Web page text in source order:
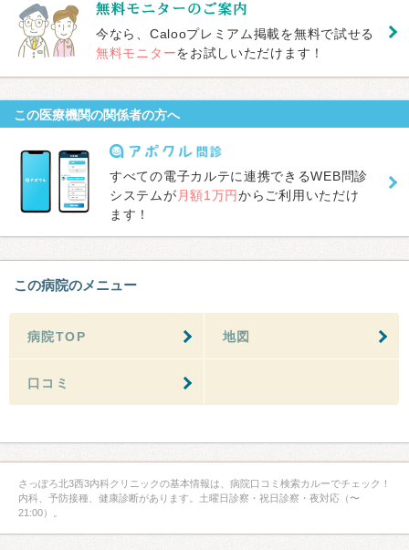
今なら、Calooプレミアム掲載を無料で試せる
無料モニターをお試しいただけます！
この医療機関の関係者の方へ
すべての電子カルテに連携できるWEB問診
システムが 月額1万円からご利用いただけ
ます！
この病院のメニュー
病院TOP 地図
口コミ
さっぽろ北3西3内科クリニックの基本情報は、病院口コミ検索カルーでチェック！
内科、予防接種、健康診断があります。土曜日診察・祝日診察・夜対応（〜
21:00）。